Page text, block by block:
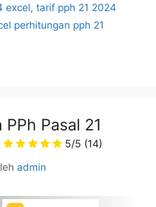
excel, tarif pph 21 2024
perhitungan pph 21
Pasal 21
5/5 (14)
admin